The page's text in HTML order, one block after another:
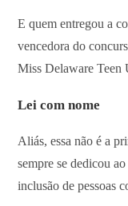
E quem entregou a
vencedora do
Miss Delaware Teen
Lei com nome
Aliás, essa não é a
sempre se dedicou
inclusão de pessoas